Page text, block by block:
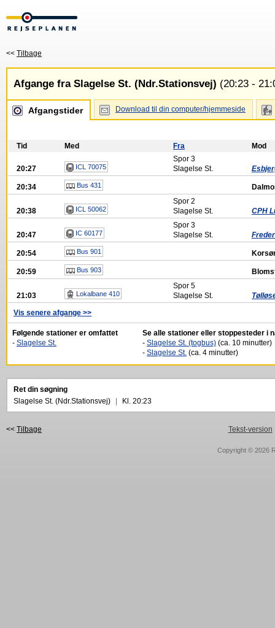
<< Tilbage
Afgange fra Slagelse St. (Ndr.Stationsvej) (20:23 -
Afgangstider Download til din computer/hjemmeside
Tid Med Fra Mod
20:27 ICL 70075
Spor 3
Slagelse St.
20:34 Bus 431
20:38 ICL 50062
Spor 2
Slagelse St.
CPH
20:47 IC 60177
Spor 3
Slagelse St.
20:54 Bus 901
20:59 Bus 903
21:03 Lokalbane 410
Spor 5
Slagelse St.
Vis senere afgange >>
Følgende stationer er omfattet
- Slagelse St.
Se alle stationer eller stoppesteder i
- Slagelse St. (togbus) (ca. 10 minutter)
- Slagelse St. (ca. 4 minutter)
Ret din søgning
Slagelse St. (Ndr.Stationsvej)
Kl. 20:23
<< Tilbage Tekst-version
Copyright © 2026